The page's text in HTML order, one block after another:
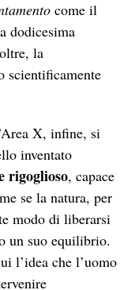
come il
dodicesima
la
scientificamente
X, infine, si
inventato
rigoglioso, capace
se la natura, per
modo di liberarsi
un suo equilibrio.
l’idea che l’uomo